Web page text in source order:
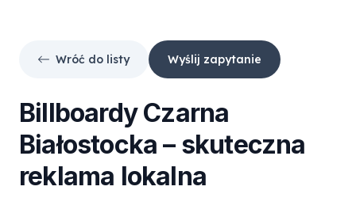
Wróć do listy Wyślij zapytanie
BillboardyCzarna
Białostocka – skuteczna
reklama lokalna